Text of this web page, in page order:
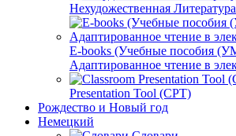
Нехудожественная Литература
E-books (Учебные пособия
Адаптированное чтение в
Presentation Tool (CPT)
Рождество и Новый год
Немецкий